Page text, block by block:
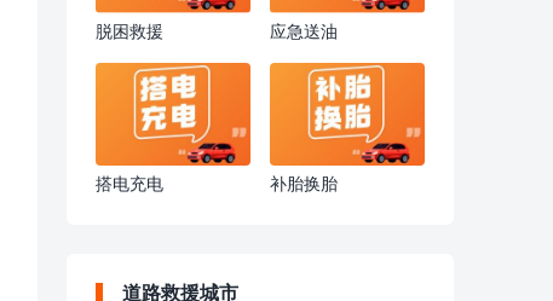
脱困救援 应急送油
搭电充电 补胎换胎
道路救援城市